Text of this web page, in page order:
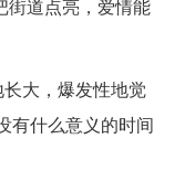
街道点亮，爱情能
大，爆发性地觉
有什么意义的时间